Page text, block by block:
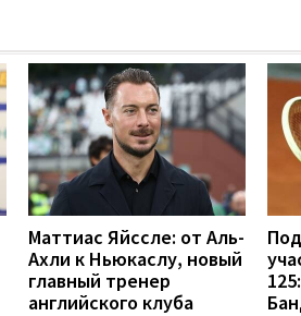
Маттиас Яйссле: от Аль-
Ахли к Ньюкаслу, новый
главный тренер
английского клуба